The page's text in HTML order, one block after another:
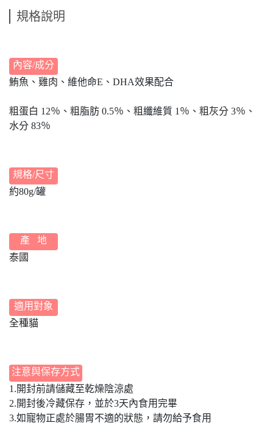
規格說明
內容/成分
鮪魚、雞肉、維他命E、DHA效果配合
粗蛋白 12％、粗脂肪 0.5％、粗纖維質 1％、粗灰分 3％、
水分 83％
規格/尺寸
約80g/罐
產 地
泰國
適用對象
全種貓
注意與保存方式
1.開封前請儲藏至乾燥陰涼處
2.開封後冷藏保存，並於3天內食用完畢
3.如寵物正處於腸胃不適的狀態，請勿給予食用